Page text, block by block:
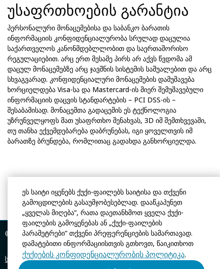
ეს საიტი იყენებს ქუქი-ფაილებს საიტისა და თქვენი
გამოცდილების გასაუმჯობესებლად. დააწკაპუნეთ
„ყველას მიღება“, რათა დაეთანხმოთ ყველა ქუქი-
ფაილების გამოყენებას ან „ქუქი-ფაილების
პარამეტრები“ თქვენი პრეფერენციების სამართავად.
დამატებითი ინფორმაციისთვის გთხოვთ, წაიკითხოთ
ქუქიების კონფიდენციალურობის პოლიტიკა.
უსაფრთხოების გარანტია
პერსონალური მონაცემებისა და საბანკო ბარათის
ინფორმაციის კონფიდენციალურობა სრულად დაცულია
საქართველოს კანონმდებლლობით და საერთაშორისო
რეგულაციებით. არც ერთ მესამე პირს არ აქვს წვდომა ამ
დაცულ მონაცემებზე არც ჯავშნის სისტემის საშუალებით და არც
სხვაგვარად. კონფიდენციალური მონაცემების დამუშავება
ხორციელდება Visa-სა და Mastercard-ის მიერ შემუშავებული
ინფორმაციის დაცვის სტანდარტების – PCI DSS-ის –
შესაბამისად. მონაცემთა გადაცემის ეს ტექნოლოგია
უზრუნველყოფს მათ უსაფრთხო შენახვას, 3D იმ შემთხვევაში,
თუ თანხა ექვემდებარება დაბრუნებას, იგი ყოველთვის იმ
ბარათზე ბრუნდება, რომლითაც გადახდა განხორციელდა.
© ნიუ ვეივი
2026, ოფიციალური საიტი
საექსპლუატაციო პირობები